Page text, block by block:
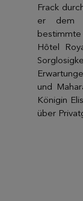
Frack
er dem
Hôtel
und
Königin
über